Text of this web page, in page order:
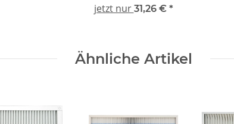
493x393x47mm -
jetzt nur 31,26 € *
Ähnliche Artikel